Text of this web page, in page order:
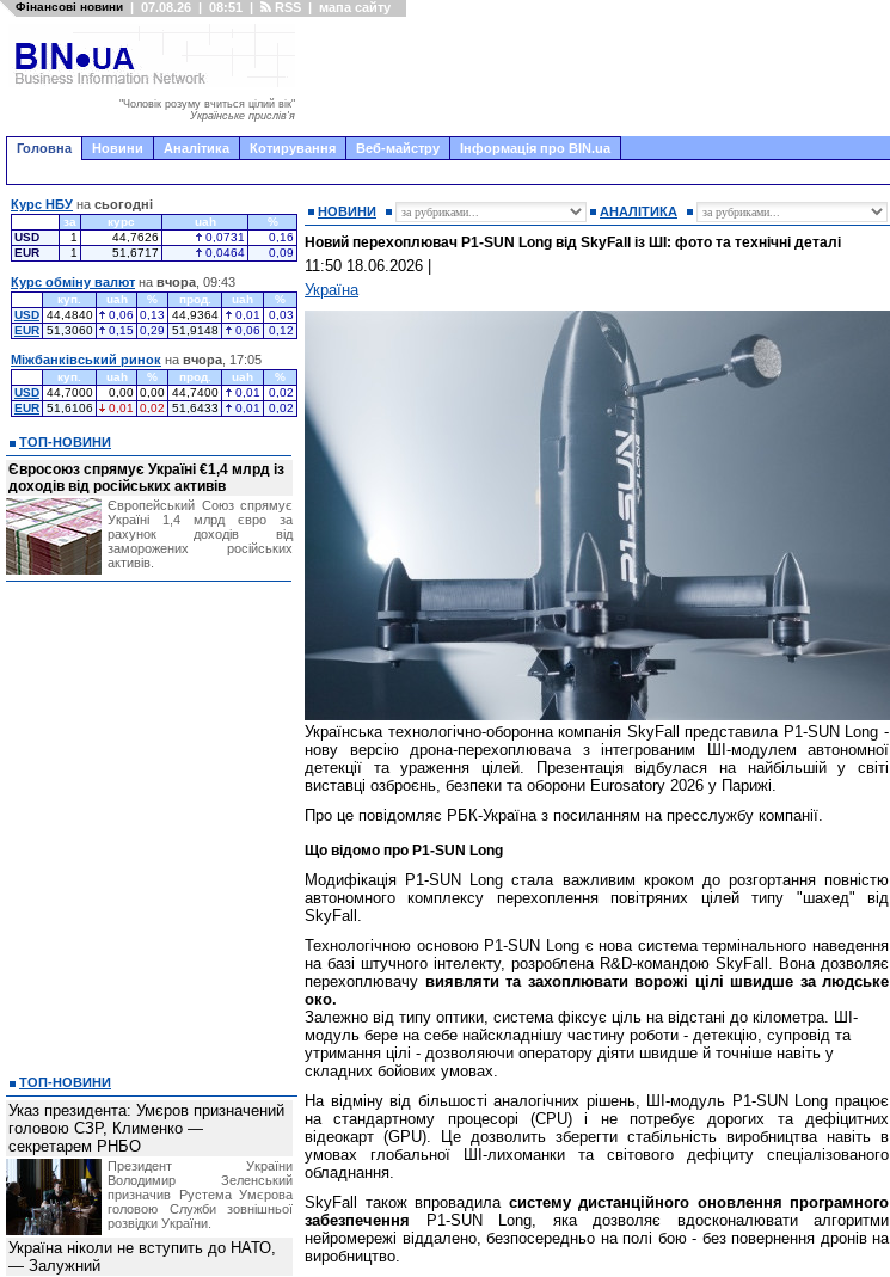
Фінансові новини | 07.08.26 | 08:51 | RSS | мапа сайту
"Чоловік розуму вчиться цілий вік"
Українське прислів'я
Головна Новини Аналітика Котирування Веб-майстру Інформація про BIN.ua
НОВИНИ АНАЛІТИКА
Новий перехоплювач P1-SUN Long від SkyFall із ШІ: фото та технічні деталі
11:50 18.06.2026
Україна
Українська технологічно-оборонна компанія SkyFall представила P1-SUN Long -
нову версію дрона-перехоплювача з інтегрованим ШІ-модулем автономної
детекції та ураження цілей. Презентація відбулася на найбільшій у світі
виставці озброєнь, безпеки та оборони Eurosatory 2026 у Парижі.
Про це повідомляє РБК-Україна з посиланням на пресслужбу компанії.
Що відомо про P1-SUN Long
Модифікація P1-SUN Long стала важливим кроком до розгортання повністю
автономного комплексу перехоплення повітряних цілей типу "шахед" від
SkyFall.
Технологічною основою P1-SUN Long є нова система термінального наведення
на базі штучного інтелекту, розроблена R&D-командою SkyFall. Вона дозволяє
перехоплювачу виявляти та захоплювати ворожі цілі швидше за людське
око.
Залежно від типу оптики, система фіксує ціль на відстані до кілометра. ШІ-
модуль бере на себе найскладнішу частину роботи - детекцію, супровід та
утримання цілі - дозволяючи оператору діяти швидше й точніше навіть у
складних бойових умовах.
На відміну від більшості аналогічних рішень, ШІ-модуль P1-SUN Long працює
на стандартному процесорі (CPU) і не потребує дорогих та дефіцитних
відеокарт (GPU). Це дозволить зберегти стабільність виробництва навіть в
умовах глобальної ШІ-лихоманки та світового дефіциту спеціалізованого
обладнання.
SkyFall також впровадила систему дистанційного оновлення програмного
забезпечення P1-SUN Long, яка дозволяє вдосконалювати алгоритми
нейромережі віддалено, безпосередньо на полі бою - без повернення дронів на
виробництво.
Курс НБУ на сьогодні
за курс uah
%
USD
1 44,7626 0,0731
0,16
EUR
1 51,6717 0,0464 0,09
Курс обміну валют на вчора , 09:43
куп. uah % прод. uah
%
USD 44,4840 0,06 0,13 44,9364 0,01
0,03
EUR 51,3060 0,15 0,29 51,9148 0,06 0,12
Міжбанківський ринок на вчора , 17:05
куп. uah % прод. uah
%
USD 44,7000 0,00 0,00 44,7400 0,01
0,02
EUR 51,6106 0,01 0,02 51,6433 0,01 0,02
ТОП-НОВИНИ
Євросоюз спрямує Україні €1,4 млрд із
доходів від російських активів
Європейський Союз спрямує
Україні 1,4 млрд євро за
рахунок доходів від
заморожених російських
активів.
ТОП-НОВИНИ
Указ президента: Умєров призначений
головою СЗР, Клименко —
секретарем РНБО
Президент України
Володимир Зеленський
призначив Pустема Умєрова
головою Служби зовнішньої
розвідки України.
Україна ніколи не вступить до НАТО,
— Залужний